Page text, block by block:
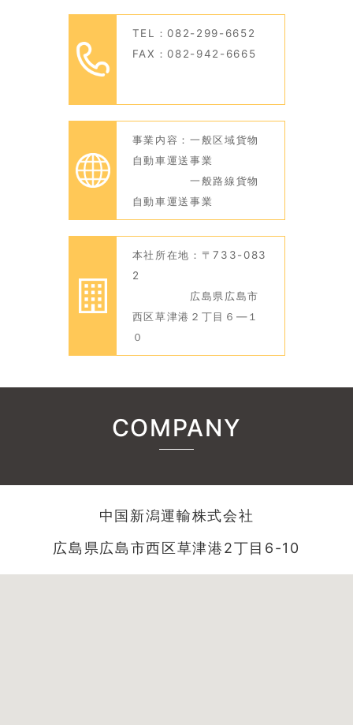
TEL：082-299-6652
FAX：082-942-6665
事業内容：一般区域貨物
自動車運送事業
一般路線貨物
自動車運送事業
本社所在地：〒733-083
2
広島県広島市
西区草津港２丁目６―１
０
COMPANY
中国新潟運輸株式会社
広島県広島市西区草津港2丁目6-10